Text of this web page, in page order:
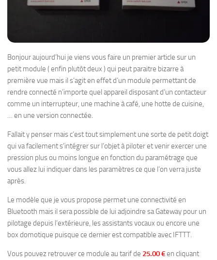
Bonjour aujourd’hui je viens vous faire un premier article sur un
petit module ( enfin plutôt deux ) qui peut paraitre bizarre à
première vue mais il s’agit en effet d’un module permettant de
rendre connecté n’importe quel appareil disposant d’un contacteur
comme un interrupteur, une machine à café, une hotte de cuisine,
… en une version connectée.
Fallait y penser mais c’est tout simplement une sorte de petit doigt
qui va facilement s’intégrer sur l’objet à piloter et venir exercer une
pression plus ou moins longue en fonction du paramétrage que
vous allez lui indiquer dans les paramètres ce que l’on verra juste
après.
Le modèle que je vous propose permet une connectivité en
Bluetooth mais il sera possible de lui adjoindre sa Gateway pour un
pilotage depuis l’extérieure, les assistants vocaux ou encore une
box domotique puisque ce dernier est compatible avec IFTTT.
Vous pouvez retrouver ce module au tarif de 25.00 €en cliquant